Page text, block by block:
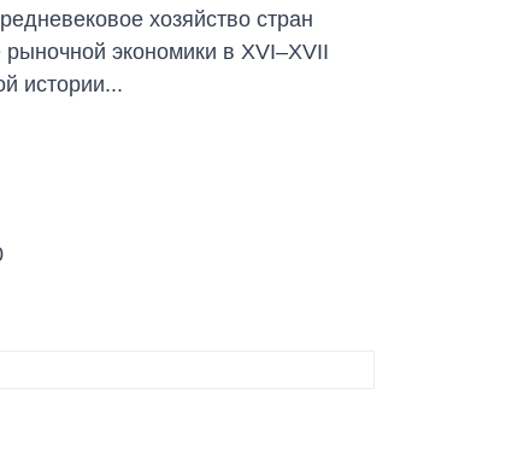
хозяйство стран
экономики в XVI–XVII
истории...